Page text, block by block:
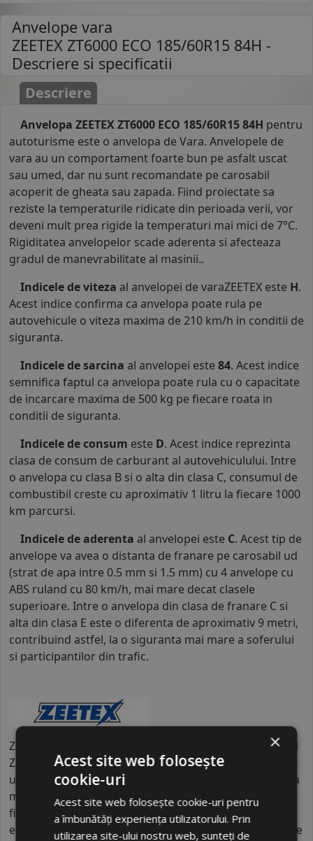
Anvelope vara
ZEETEX ZT6000 ECO 185/60R15 84H -
Descriere si specificatii
Descriere
Anvelopa ZEETEX ZT6000 ECO 185/60R15 84H pentru
autoturisme este o anvelopa de Vara. Anvelopele de
vara au un comportament foarte bun pe asfalt uscat
sau umed, dar nu sunt recomandate pe carosabil
acoperit de gheata sau zapada. Fiind proiectate sa
reziste la temperaturile ridicate din perioada verii, vor
deveni mult prea rigide la temperaturi mai mici de 7°C.
Rigiditatea anvelopelor scade aderenta si afecteaza
gradul de manevrabilitate al masinii..
Indicele de viteza al anvelopei de varaZEETEX este H.
Acest indice confirma ca anvelopa poate rula pe
autovehicule o viteza maxima de 210 km/h in conditii de
siguranta.
Indicele de sarcina al anvelopei este 84. Acest indice
semnifica faptul ca anvelopa poate rula cu o capacitate
de incarcare maxima de 500 kg pe fiecare roata in
conditii de siguranta.
Indicele de consum este D. Acest indice reprezinta
clasa de consum de carburant al autovehiculului. Intre
o anvelopa cu clasa B si o alta din clasa C, consumul de
combustibil creste cu aproximativ 1 litru la fiecare 1000
km parcursi.
Indicele de aderenta al anvelopei este C. Acest tip de
anvelope va avea o distanta de franare pe carosabil ud
(strat de apa intre 0.5 mm si 1.5 mm) cu 4 anvelope cu
ABS ruland cu 80 km/h, mai mare decat clasele
superioare. Intre o anvelopa din clasa de franare C si
alta din clasa E este o diferenta de aproximativ 9 metri,
contribuind astfel, la o siguranta mai mare a soferului
si participantilor din trafic.
Zeetex este un brand internațional dezvoltat de grupul
Zafco din Dubai, fiind produs în unități de fabricație de
ultimă generație din Asia, sub supravegherea tehnică a
mii de specialiști. Brandul activează în peste 85 de țări,
fiind recunoscut pentru creșterea sa rapidă pe piața
europeană și americană datorită standardelor înalte de
×
Acest site web folosește
cookie-uri
Acest site web folosește cookie-uri pentru
a îmbunătăți experiența utilizatorului. Prin
utilizarea site-ului nostru web, sunteți de